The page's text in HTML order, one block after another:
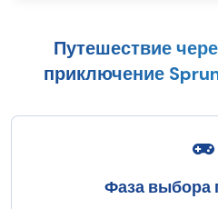
Путешествие
приключение
Фаза выбора